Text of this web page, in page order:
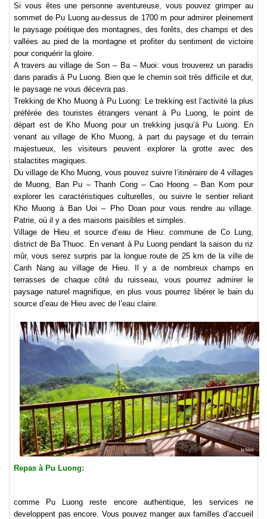
Si vous êtes une personne aventureuse, vous pouvez grimper au
sommet de Pu Luong au-dessus de 1700 m pour admirer pleinement
le paysage poétique des montagnes, des forêts, des champs et des
vallées au pied de la montagne et profiter du sentiment de victoire
pour conquérir la gloire.
A travers au village de Son – Ba – Muoi: vous trouverez un paradis
dans paradis à Pu Luong. Bien que le chemin soit très difficile et dur,
le paysage ne vous décevra pas.
Trekking de Kho Muong à Pu Luong: Le trekking est l’activité la plus
préférée des touristes étrangers venant à Pu Luong, le point de
départ est de Kho Muong pour un trekking jusqu’à Pu Luong. En
venant au village de Kho Muong, à part du paysage et du terrain
majestueux, les visiteurs peuvent explorer la grotte avec des
stalactites magiques.
Du village de Kho Muong, vous pouvez suivre l’itinéraire de 4 villages
de Muong, Ban Pu – Thanh Cong – Cao Hoong – Ban Kom pour
explorer les caractéristiques culturelles, ou suivre le sentier reliant
Kho Muong à Ban Uoi – Pho Doan pour vous rendre au village.
Patrie, où il y a des maisons paisibles et simples.
Village de Hieu et source d’eau de Hieu: commune de Co Lung,
district de Ba Thuoc. En venant à Pu Luong pendant la saison du riz
mûr, vous serez surpris par la longue route de 25 km de la ville de
Canh Nang au village de Hieu. Il y a de nombreux champs en
terrasses de chaque côté du ruisseau, vous pourrez admirer le
paysage naturel magnifique, en plus vous pourrez libérer le bain du
source d’eau de Hieu avec de l’eau claire.
Repas à Pu Luong:
comme Pu Luong reste encore authentique, les services ne
developpent pas encore. Vous pouvez manger aux familles d’accueil